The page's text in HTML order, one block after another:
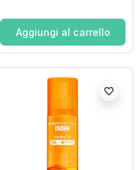
Aggiungi al carrello
favorite_border